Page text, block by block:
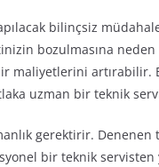
bilinçsiz
bozulmasına
maliyetlerini artırabilir.
uzman bir teknik
gerektirir.
bir teknik